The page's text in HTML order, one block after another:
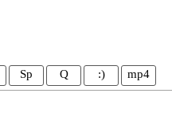
Sp Q :) mp4